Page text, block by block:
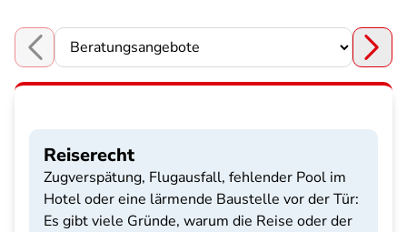
Choose a section
Reiserecht
Zugverspätung, Flugausfall, fehlender Pool im
Hotel oder eine lärmende Baustelle vor der Tür:
Es gibt viele Gründe, warum die Reise oder der